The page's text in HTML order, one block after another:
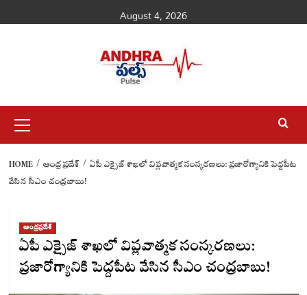
to
August 4, 2026
Menu
HOME ఆంధ్రప్రదేశ్
ఏపీ ఎక్సైజ్ శాఖలో విప్లవాత్మక సంస్కరణలు: ప్రజారోగ్యానికి పెద్దపీట
వేసిన సీఎం చంద్రబాబు!
ఆంధ్రప్రదేశ్
ఏపీ ఎక్సైజ్ శాఖలో విప్లవాత్మక సంస్కరణలు:
ప్రజారోగ్యానికి పెద్దపీట వేసిన సీఎం చంద్రబాబు!